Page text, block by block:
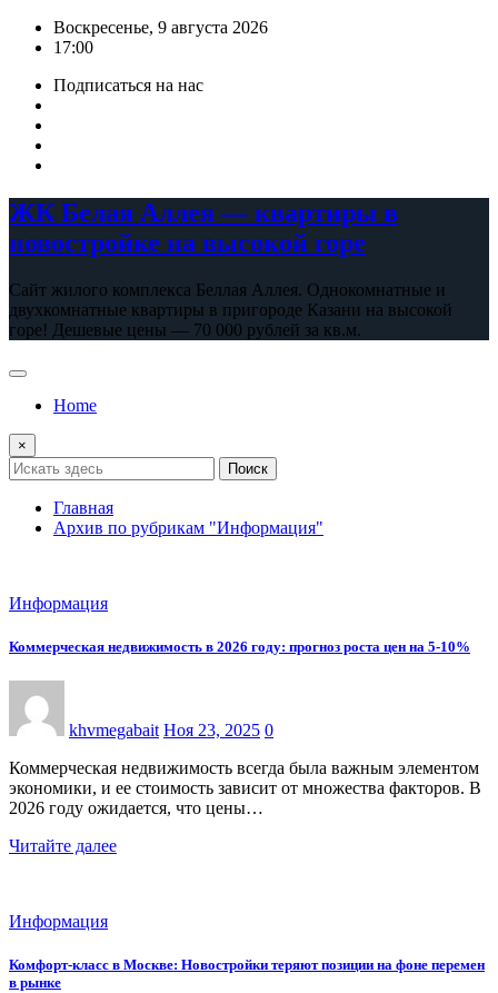
ПерейтиВоскресенье, 9 августа 2026
17:00
Подписаться на нас
ЖК Белая Аллея — квартиры в
новостройке на высокой горе
Сайт жилого комплекса Беллая Аллея. Однокомнатные и
двухкомнатные квартиры в пригороде Казани на высокой
горе! Дешевые цены — 70 000 рублей за кв.м.
Home
×
Поиск
Главная
Архив по рубрикам "Информация"
Информация
Коммерческая недвижимость в 2026 году: прогноз роста цен на 5-10%
khvmegabait Ноя 23, 2025 0
Коммерческая недвижимость всегда была важным элементом
экономики, и ее стоимость зависит от множества факторов. В
2026 году ожидается, что цены…
Читайте далее
Информация
Комфорт-класс в Москве: Новостройки теряют позиции на фоне перемен
в рынке